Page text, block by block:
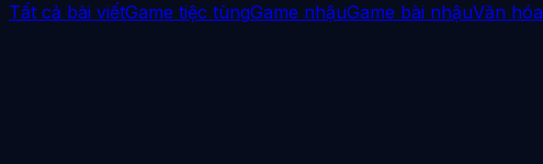
Tất cả bài viếtGame tiệc tùngGame nhậuGame bài nhậuVăn hóa